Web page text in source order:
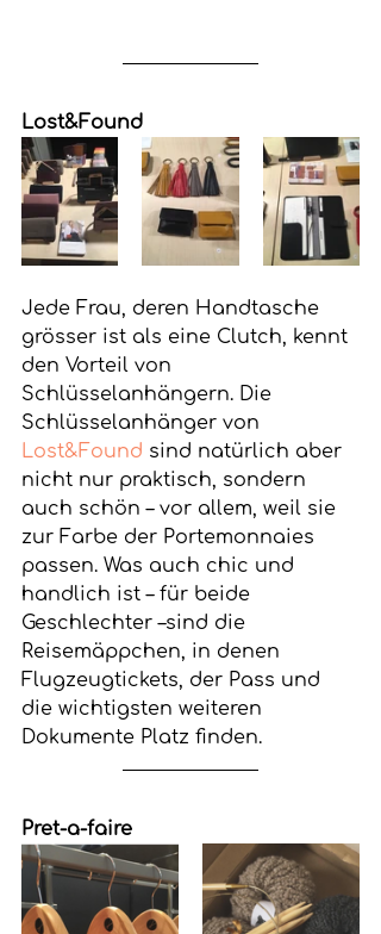
Lost&Found
Jede Frau, deren Handtasche
grösser ist als eine Clutch, kennt
den Vorteil von
Schlüsselanhängern. Die
Schlüsselanhänger von
Lost&Found sind natürlich aber
nicht nur praktisch, sondern
auch schön – vor allem, weil sie
zur Farbe der Portemonnaies
passen. Was auch chic und
handlich ist – für beide
Geschlechter –sind die
Reisemäppchen, in denen
Flugzeugtickets, der Pass und
die wichtigsten weiteren
Dokumente Platz finden.
Pret-a-faire